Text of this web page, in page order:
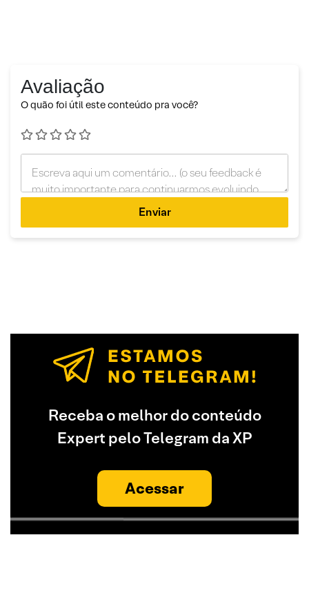
Avaliação
O quão foi útil este conteúdo pra você?
Enviar
Receba o melhor do conteúdo
Expert pelo Telegram da XP
Acessar